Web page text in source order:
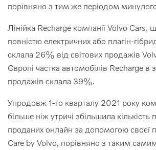
порівняно з тим же періодом
Лінійка Recharge компанії Volvo Cars,
повністю електричних або плагін-
склала 26% від світових продажів
Європі частка автомобілів Recharge в
продажів склала 39%.
Упродовж 1-го кварталу 2021 року
більше ніж утричі збільшила кількість
проданих онлайн за допомогою своєї
Care by Volvo, порівняно з таким